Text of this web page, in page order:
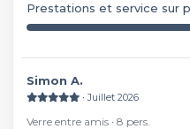
Prestations et service sur
Simon A.
∙ Juillet 2026
Verre entre amis ∙ 8 pers.